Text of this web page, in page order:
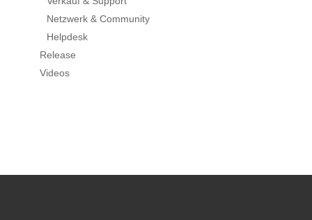
Netzwerk & Community
Helpdesk
Release
Videos